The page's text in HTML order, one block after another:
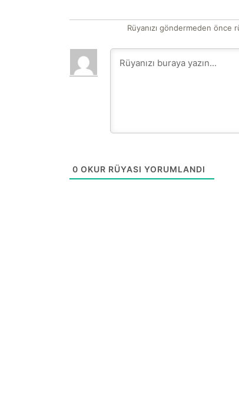
Rüyanızı göndermeden
0 OKUR RÜYASI YORUMLANDI